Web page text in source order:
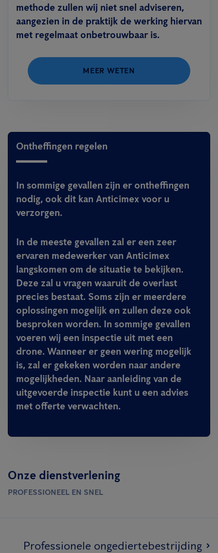
methode zullen wij niet snel adviseren,
aangezien in de praktijk de werking hiervan
met regelmaat onbetrouwbaar is.
MEER WETEN
Ontheffingen regelen
In sommige gevallen zijn er ontheffingen
nodig, ook dit kan Anticimex voor u
verzorgen.
In de meeste gevallen zal er een zeer
ervaren medewerker van Anticimex
langskomen om de situatie te bekijken.
Deze zal u vragen waaruit de overlast
precies bestaat. Soms zijn er meerdere
oplossingen mogelijk en zullen deze ook
besproken worden. In sommige gevallen
voeren wij een inspectie uit met een
drone. Wanneer er geen wering mogelijk
is, zal er gekeken worden naar andere
mogelijkheden. Naar aanleiding van de
uitgevoerde inspectie kunt u een advies
met offerte verwachten.
Onze dienstverlening
PROFESSIONEEL EN SNEL
Professionele ongediertebestrijding